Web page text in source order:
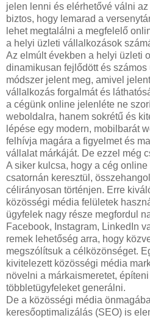
jelen lenni és elérhetővé válni
biztos, hogy lemarad a
lehet megtalálni a megfelelő
a helyi üzleti vállalkozások
Az elmúlt években a helyi üzleti
dinamikusan fejlődött és
módszer jelent meg, amivel
vállalkozás forgalmát és
a cégünk online jelenléte ne
weboldalra, hanem sokrétű és
lépése egy modern, mobilbarát
felhívja magára a figyelmet és
vállalat márkáját. De ezzel még
A siker kulcsa, hogy a cég
csatornán keresztül,
célirányosan történjen. Erre
közösségi média felületek
ügyfelek nagy része megfordul
Facebook, Instagram, LinkedIn
remek lehetőség arra, hogy
megszólítsuk a célközönséget.
kivitelezett közösségi média
növelni a márkaismeretet,
többletügyfeleket generálni.
De a közösségi média
keresőoptimalizálás (SEO) is